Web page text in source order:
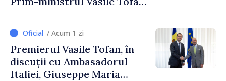
Uygar Mustafa Sertel
/ Acum 1 zi
Premierul Vasile Tofan, în
discuții cu Ambasadorul
Italiei, Giuseppe Maria